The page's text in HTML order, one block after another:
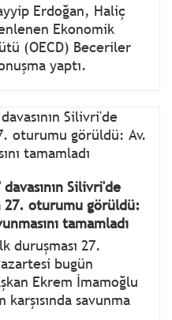
Erdoğan, Haliç
Ekonomik
(OECD) Beceriler
yaptı.
Silivri'de
27. oturumu görüldü:
tamamladı
duruşması 27.
bugün
Ekrem İmamoğlu
savunma